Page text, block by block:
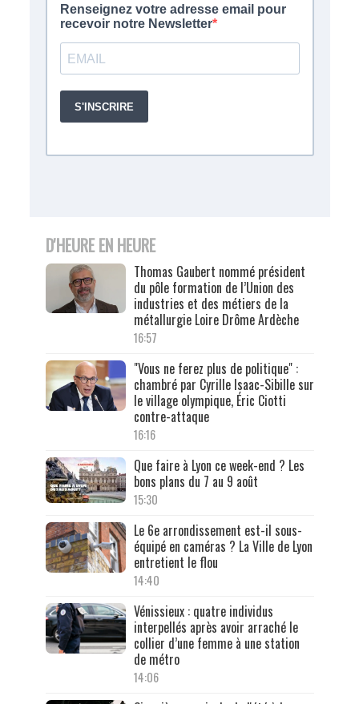
D'HEURE EN HEURE
Thomas Gaubert nommé président
du pôle formation de l’Union des
industries et des métiers de la
métallurgie Loire Drôme Ardèche
16:57
"Vous ne ferez plus de politique" :
chambré par Cyrille Isaac-Sibille sur
le village olympique, Éric Ciotti
contre-attaque
16:16
Que faire à Lyon ce week-end ? Les
bons plans du 7 au 9 août
15:30
Le 6e arrondissement est-il sous-
équipé en caméras ? La Ville de Lyon
entretient le flou
14:40
Vénissieux : quatre individus
interpellés après avoir arraché le
collier d’une femme à une station
de métro
14:06